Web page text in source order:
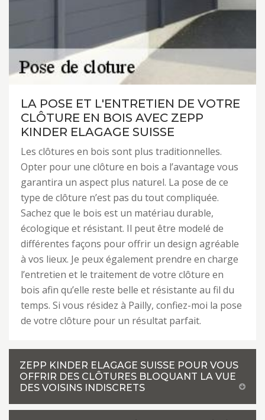
LA POSE ET L'ENTRETIEN DE VOTRE
CLÔTURE EN BOIS AVEC ZEPP
KINDER ELAGAGE SUISSE
Les clôtures en bois sont plus traditionnelles.
Opter pour une clôture en bois a l’avantage vous
garantira un aspect plus naturel. La pose de ce
type de clôture n’est pas du tout compliquée.
Sachez que le bois est un matériau durable,
écologique et résistant. Il peut être modelé de
différentes façons pour offrir un design agréable
à vos lieux. Je peux également prendre en charge
l’entretien et le traitement de votre clôture en
bois afin qu’elle reste belle et résistante au fil du
temps. Si vous résidez à Pailly, confiez-moi la pose
de votre clôture pour un résultat parfait.
ZEPP KINDER ELAGAGE SUISSE POUR VOUS
OFFRIR DES CLÔTURES BLOQUANT LA VUE
DES VOISINS INDISCRETS